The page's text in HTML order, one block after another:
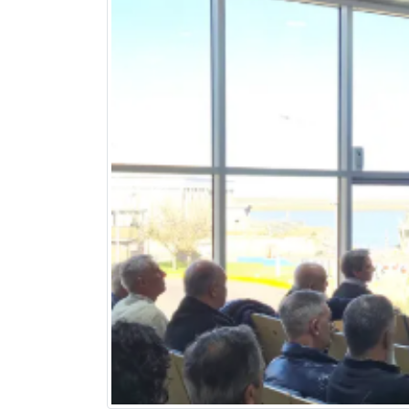
Previous